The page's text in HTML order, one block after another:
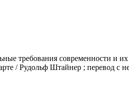
требования современности и их
/ Рудольф Штайнер ; перевод с